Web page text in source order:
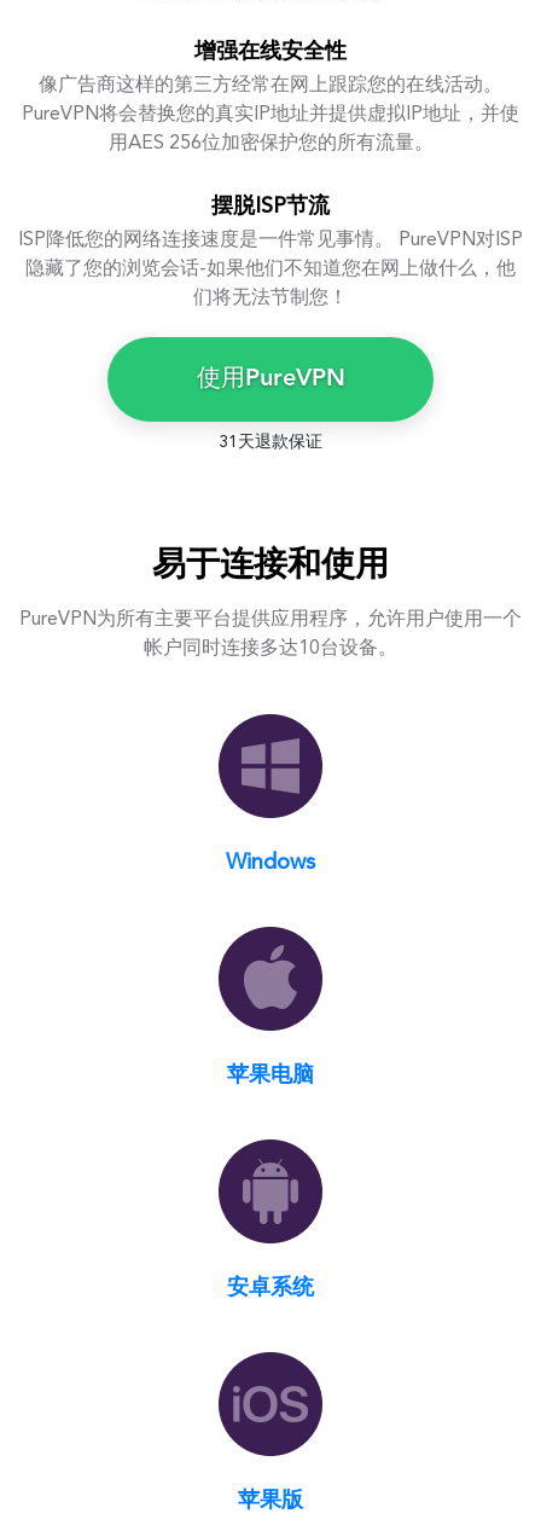
增强在线安全性
像广告商这样的第三方经常在网上跟踪您的在线活动。
PureVPN将会替换您的真实IP地址并提供虚拟IP地址，并使
用AES 256位加密保护您的所有流量。
摆脱ISP节流
ISP降低您的网络连接速度是一件常见事情。 PureVPN对ISP
隐藏了您的浏览会话-如果他们不知道您在网上做什么，他
们将无法节制您！
使用PureVPN
31天退款保证
易于连接和使用
PureVPN为所有主要平台提供应用程序，允许用户使用一个
帐户同时连接多达10台设备。
Windows
苹果电脑
安卓系统
苹果版